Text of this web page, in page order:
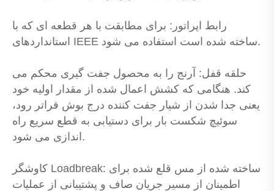
رابط اپراتور: برای مطابقت با هر قطعه ای که با
استانداردهای IEEE ساخته شده است استفاده می شود.
حلقه قفل: آرنج را به محصول جفت گیری محکم می
کند. هنگامی که کشش اعمال شده از مقدار اولیه خود
یعنی جدا شدن از شیار جفت کننده درج بوش فراتر رود،
سوئیچ شکست بار برای دستیابی به قطع سریع راه
اندازی می شود.
کاوشگر Loadbreak: ساخته شده از مس قلع شده برای
اطمینان از مسیر جریان صاف و پشتیبانی از عملیات